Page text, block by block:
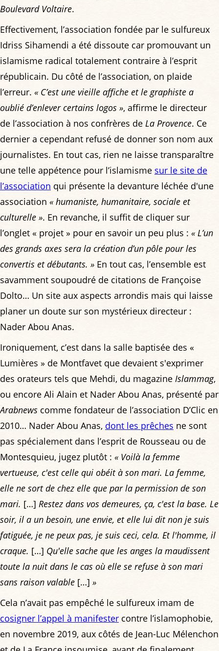
Boulevard Voltaire.
Effectivement, l’association fondée par le sulfureux
Idriss Sihamendi a été dissoute car promouvant un
islamisme radical totalement contraire à l’esprit
républicain. Du côté de l’association, on plaide
l’erreur. « C’est une vieille affiche et le graphiste a
oublié d’enlever certains logos », affirme le directeur
de l’association à nos confrères de La Provence. Ce
dernier a cependant refusé de donner son nom aux
journalistes. En tout cas, rien ne laisse transparaître
une telle appétence pour l’islamisme sur le site de
l’association qui présente la devanture léchée d'une
association « humaniste, humanitaire, sociale et
culturelle ». En revanche, il suffit de cliquer sur
l’onglet « projet » pour en savoir un peu plus : « L’un
des grands axes sera la création d’un pôle pour les
convertis et débutants. » En tout cas, l’ensemble est
savamment soupoudré de citations de Françoise
Dolto… Un site aux aspects arrondis mais qui laisse
planer un doute sur son mystérieux directeur :
Nader Abou Anas.
Ironiquement, c’est dans la salle baptisée des «
Lumières » de Montfavet que devaient s'exprimer
des orateurs tels que Mehdi, du magazine Islammag,
ou encore Ali Alain et Nader Abou Anas, présenté par
Arabnews comme fondateur de l’association D’Clic en
2010… Nader Abou Anas, dont les prêches ne sont
pas spécialement dans l’esprit de Rousseau ou de
Montesquieu, jugez plutôt : « Voilà la femme
vertueuse, c'est celle qui obéit à son mari. La femme,
elle ne sort de chez elle que par la permission de son
mari. […] Restez dans vos demeures, ça, c'est la base. Le
soir, il a un besoin, une envie, et elle lui dit non je suis
fatiguée, je ne peux pas, je suis ceci, cela. Et l'homme, il
craque. […] Qu'elle sache que les anges la maudissent
toute la nuit dans le cas où elle se refuse à son mari
sans raison valable […] »
Cela n’avait pas empêché le sulfureux imam de
cosigner l’appel à manifester contre l’islamophobie,
en novembre 2019, aux côtés de Jean-Luc Mélenchon